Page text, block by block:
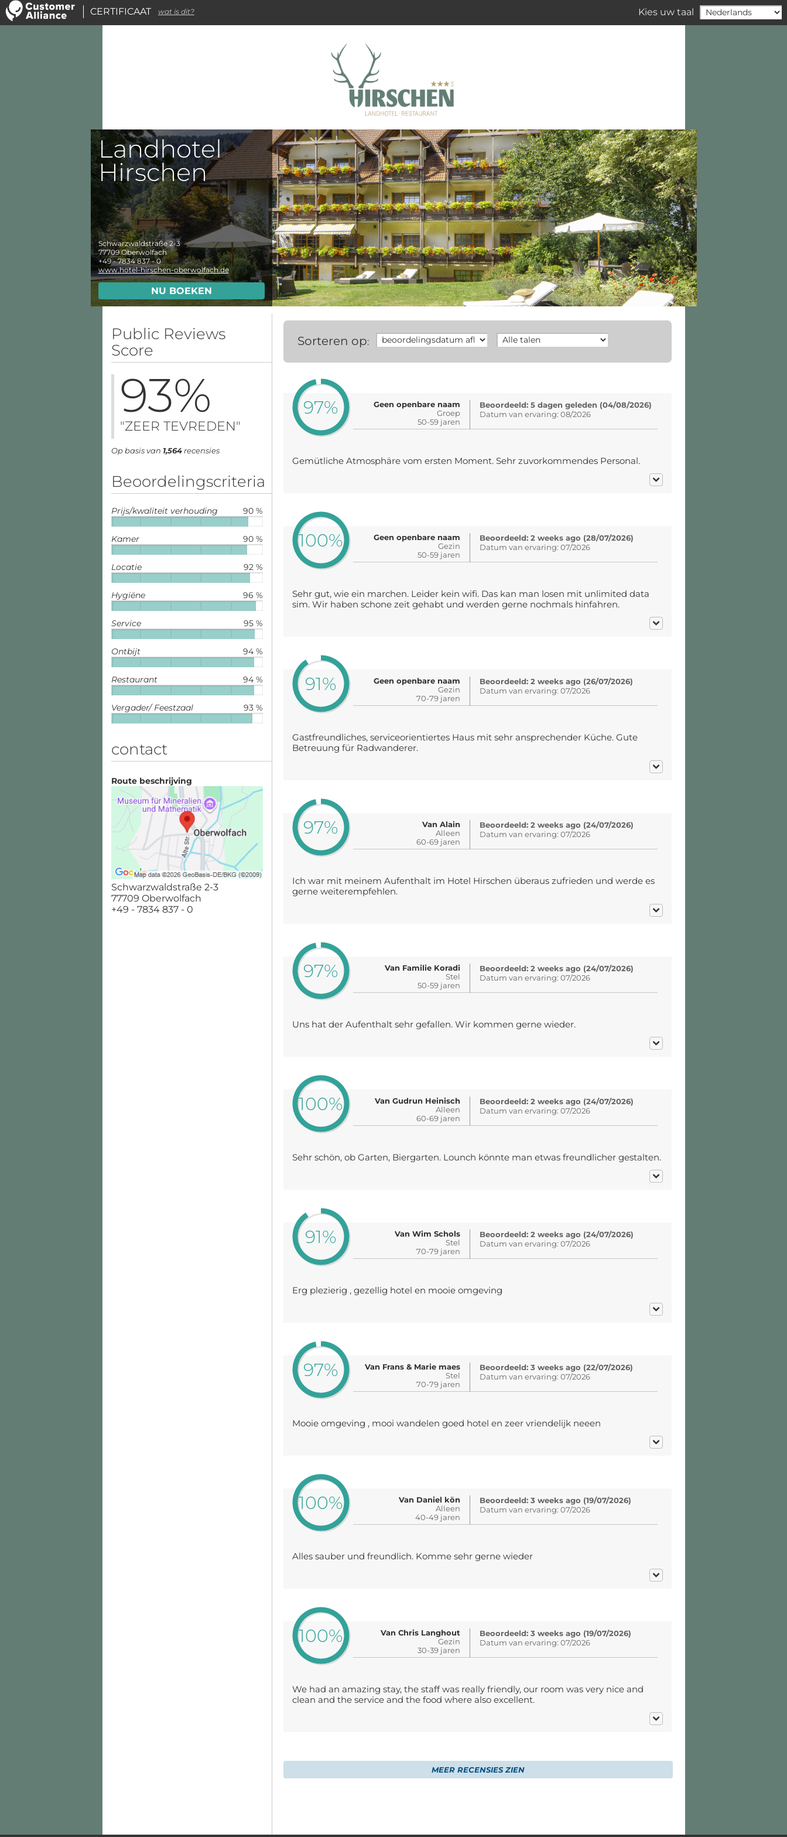
Kies uw taal
Landhotel
Hirschen
Schwarzwaldstraße 2-3
77709 Oberwolfach
+49 - 7834 837 - 0
www.hotel-hirschen-oberwolfach.de
NU BOEKEN
Public Reviews
Score
93%
"ZEER TEVREDEN"
Op basis van 1,564recensies
Beoordelingscriteria
90 %
Prijs/kwaliteit verhouding
90 %
Kamer
92 %
Locatie
96 %
Hygiëne
95 %
Service
94 %
Ontbijt
94 %
Restaurant
93 %
Vergader/ Feestzaal
contact
Route beschrijving
Schwarzwaldstraße 2-3
77709 Oberwolfach
+49 - 7834 837 - 0
Sorteren op:
97%
Geen openbare naam
Groep
50-59 jaren
Beoordeeld: 5 dagen geleden (04/08/2026)
Datum van ervaring: 08/2026
Gemütliche Atmosphäre vom ersten Moment. Sehr zuvorkommendes Personal.
100%
Geen openbare naam
Gezin
50-59 jaren
Beoordeeld: 2 weeks ago (28/07/2026)
Datum van ervaring: 07/2026
Sehr gut, wie ein marchen. Leider kein wifi. Das kan man losen mit unlimited data
sim. Wir haben schone zeit gehabt und werden gerne nochmals hinfahren.
91%
Geen openbare naam
Gezin
70-79 jaren
Beoordeeld: 2 weeks ago (26/07/2026)
Datum van ervaring: 07/2026
Gastfreundliches, serviceorientiertes Haus mit sehr ansprechender Küche. Gute
Betreuung für Radwanderer.
97%
Van Alain
Alleen
60-69 jaren
Beoordeeld: 2 weeks ago (24/07/2026)
Datum van ervaring: 07/2026
Ich war mit meinem Aufenthalt im Hotel Hirschen überaus zufrieden und werde es
gerne weiterempfehlen.
97%
Van Familie Koradi
Stel
50-59 jaren
Beoordeeld: 2 weeks ago (24/07/2026)
Datum van ervaring: 07/2026
Uns hat der Aufenthalt sehr gefallen. Wir kommen gerne wieder.
100%
Van Gudrun Heinisch
Alleen
60-69 jaren
Beoordeeld: 2 weeks ago (24/07/2026)
Datum van ervaring: 07/2026
Sehr schön, ob Garten, Biergarten. Lounch könnte man etwas freundlicher gestalten.
91%
Van Wim Schols
Stel
70-79 jaren
Beoordeeld: 2 weeks ago (24/07/2026)
Datum van ervaring: 07/2026
Erg plezierig , gezellig hotel en mooie omgeving
97%
Van Frans & Marie maes
Stel
70-79 jaren
Beoordeeld: 3 weeks ago (22/07/2026)
Datum van ervaring: 07/2026
Mooie omgeving , mooi wandelen goed hotel en zeer vriendelijk neeen
100%
Van Daniel kön
Alleen
40-49 jaren
Beoordeeld: 3 weeks ago (19/07/2026)
Datum van ervaring: 07/2026
Alles sauber und freundlich. Komme sehr gerne wieder
100%
Van Chris Langhout
Gezin
30-39 jaren
Beoordeeld: 3 weeks ago (19/07/2026)
Datum van ervaring: 07/2026
We had an amazing stay, the staff was really friendly, our room was very nice and
clean and the service and the food where also excellent.
MEER RECENSIES ZIEN
CERTIFICAAT wat is dit?